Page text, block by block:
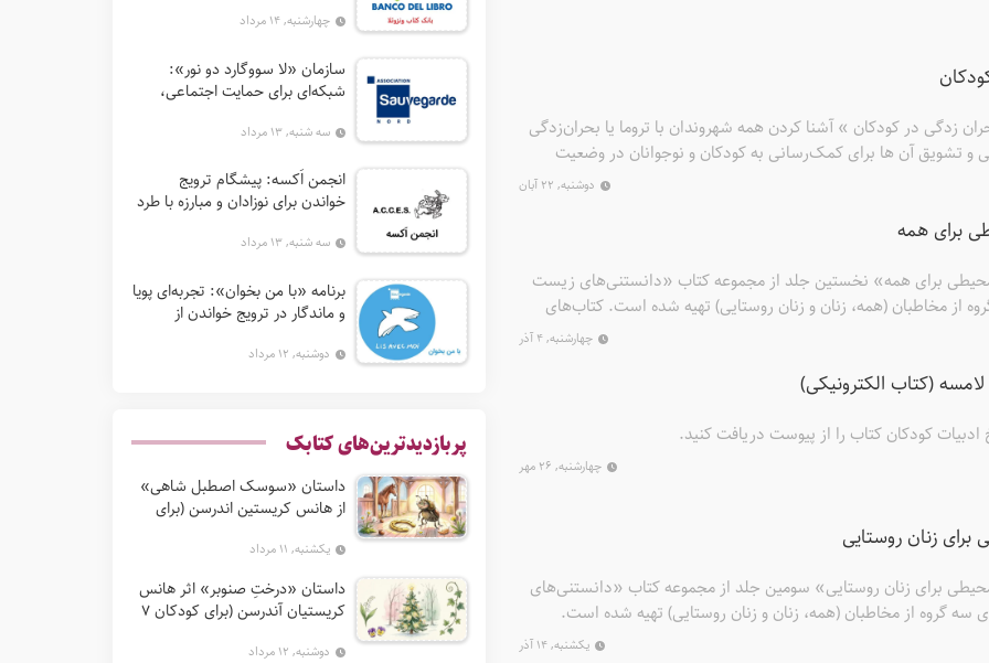
زدگی در کودکان » آشنا کردن همه شهروندان با تروما یا بحران‌زدگی
و تشویق آن ها برای کمک‌رسانی به کودکان و نوجوانان در وضعیت
برای زندگی در وضعیت عادی توانمند شوند یا در وضعیت‌های دیگر
دوشنبه, ۲۲ آبان
برای همه
کتاب «دانستنی‌های زیست‌محیطی برای همه» نخستین جلد از مجموعه کتاب «دانستنی‌های زیست
از مخاطبان (همه، زنان و زنان روستایی) تهیه شده است. کتاب‌های
و اطلاعات ضروری درباره ی مسائل محیط‌زیستی به زبان ساده هستند
علمی می‌دانند و بر این باورند که این کتاب‌ها موجب ارتباط میان
چهارشنبه, ۴ آذر
(کتاب الکترونیکی)
کودکان کتاب را از پیوست دریافت کنید.
چهارشنبه, ۲۶ مهر
زنان روستایی
برای زنان روستایی» سومین جلد از مجموعه کتاب «دانستنی‌های
گروه از مخاطبان (همه، زنان و زنان روستایی) تهیه شده است.
و اطلاعات ضروری درباره ی مسائل محیط‌زیستی به زبان
یکشنبه, ۱۴ آذر
در آمریکای لاتین
چهارشنبه, ۱۴ مرداد
سازمان «لا سووگارد دو نور»:
شبکه‌ای برای حمایت اجتماعی،
اِن. اِس. اُ. آ سابق)
سه شنبه, ۱۳ مرداد
انجمن اَکسه: پیشگام ترویج
خواندن برای نوزادان و مبارزه با طرد
سه شنبه, ۱۳ مرداد
برنامه «با من بخوان»: تجربه‌ای پویا
و ماندگار در ترویج خواندن از
دوشنبه, ۱۲ مرداد
پربازدیدترین‌های کتابک
داستان «سوسک اصطبل شاهی»
از هانس کریستین اندرسن (برای
یکشنبه, ۱۱ مرداد
داستان «درختِ صنوبر» اثر هانس
کریستیان آندرسن (برای کودکان 7
دوشنبه, ۱۲ مرداد